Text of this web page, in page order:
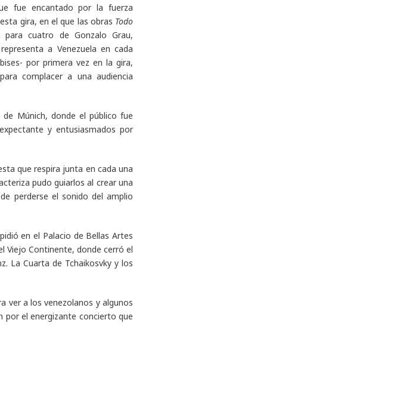
fue encantado por la fuerza
gira, en el que las obras Todo
para cuatro de Gonzalo Grau,
a Venezuela en cada
por primera vez en la gira,
complacer a una audiencia
Múnich, donde el público fue
y entusiasmados por
que respira junta en cada una
pudo guiarlos al crear una
perderse el sonido del amplio
en el Palacio de Bellas Artes
Viejo Continente, donde cerró el
La Cuarta de Tchaikosvky y los
ver a los venezolanos y algunos
por el energizante concierto que